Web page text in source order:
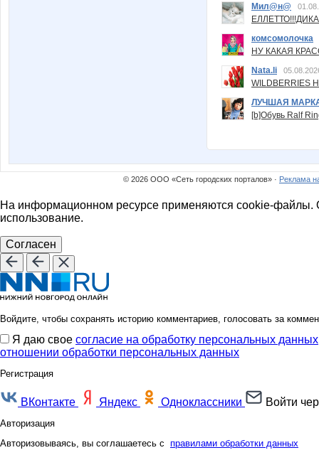
Мил@н@
комсомолочка
НУ КАКАЯ
Nata.li
ЛУЧШАЯ
[b]Обувь Ralf
© 2026 ООО «Сеть городских порталов» · Реклама
На информационном ресурсе применяются cookie-файлы.
использование.
Согласен
Войдите, чтобы сохранять историю комментариев, голосовать за
Я даю свое согласие на обработку персональных данных
отношении обработки персональных данных
Регистрация
ВКонтакте Яндекс Одноклассники Войти
Авторизация
Авторизовываясь, вы соглашаетесь с правилами обработки данных